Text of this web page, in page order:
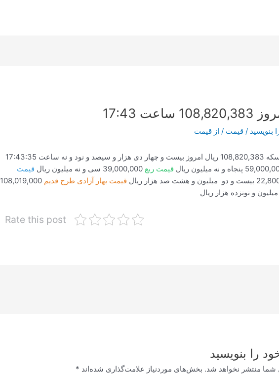
17:43
بنویسید / قیمت / از قیمت
و نه ساعت 17:43:35
پنجاه و نه میلیون ریال قیمت ربع39,000,000 سی و نه میلیون ریال
قیمت
و هشت صد هزار ریال قیمت بهار آزادی طرح قدیم108,019,000
و نونزده هزار ریال
Rate this post
را بنویسید
شما منتشر نخواهد شد. بخش‌های موردنیاز علامت‌گذاری شده‌اند *